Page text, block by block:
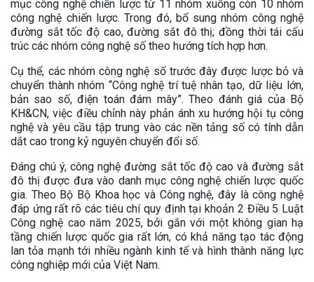
mục công nghệ chiến lược từ 11 nhóm xuống còn 10 nhóm
công nghệ chiến lược. Trong đó, bổ sung nhóm công nghệ
đường sắt tốc độ cao, đường sắt đô thị; đồng thời tái cấu
trúc các nhóm công nghệ số theo hướng tích hợp hơn.
Cụ thể, các nhóm công nghệ số trước đây được lược bỏ và
chuyển thành nhóm “Công nghệ trí tuệ nhân tạo, dữ liệu lớn,
bản sao số, điện toán đám mây”. Theo đánh giá của Bộ
KH&CN, việc điều chỉnh này phản ánh xu hướng hội tụ công
nghệ và yêu cầu tập trung vào các nền tảng số có tính dẫn
dắt cao trong kỷ nguyên chuyển đổi số.
Đáng chú ý, công nghệ đường sắt tốc độ cao và đường sắt
đô thị được đưa vào danh mục công nghệ chiến lược quốc
gia. Theo Bộ Bộ Khoa học và Công nghệ, đây là công nghệ
đáp ứng rất rõ các tiêu chí quy định tại khoản 2 Điều 5 Luật
Công nghệ cao năm 2025, bởi gắn với một không gian hạ
tầng chiến lược quốc gia rất lớn, có khả năng tạo tác động
lan tỏa mạnh tới nhiều ngành kinh tế và hình thành năng lực
công nghiệp mới của Việt Nam.